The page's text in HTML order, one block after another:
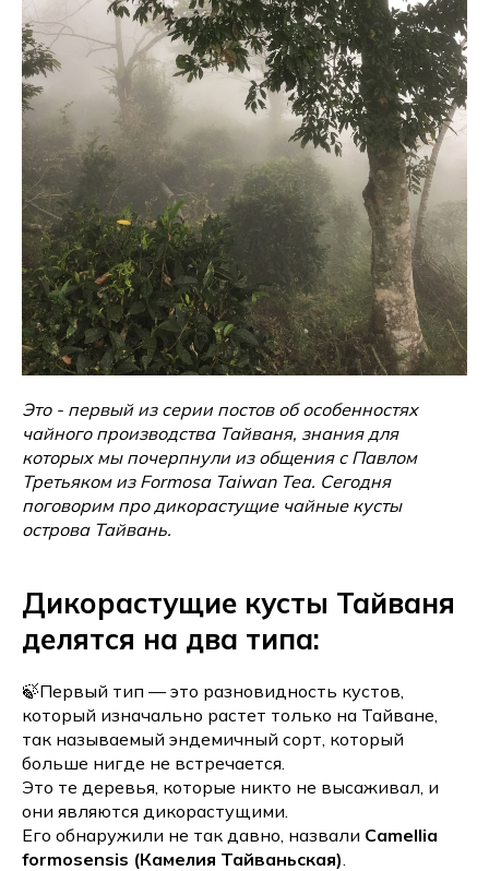
Это - первый из серии постов об особенностях
чайного производства Тайваня, знания для
которых мы почерпнули из общения с Павлом
Третьяком из Formosa Taiwan Tea. Сегодня
поговорим про дикорастущие чайные кусты
острова Тайвань.
Дикорастущие кусты Тайваня
делятся на два типа:
🍃Первый тип — это разновидность кустов,
который изначально растет только на Тайване,
так называемый эндемичный сорт, который
больше нигде не встречается.
Это те деревья, которые никто не высаживал, и
они являются дикорастущими.
Его обнаружили не так давно, назвали Camellia
formosensis (Камелия Тайваньская)